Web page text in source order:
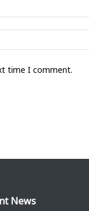
time I comment.
News